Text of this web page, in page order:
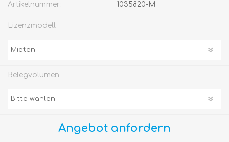
Artikelnummer: 1035820-M
Lizenzmodell
Belegvolumen
Angebot anfordern